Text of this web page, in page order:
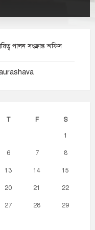
পালন সংক্রান্ত অফিস
T F S
1
6 7 8
13 14 15
20 21 22
27 28 29